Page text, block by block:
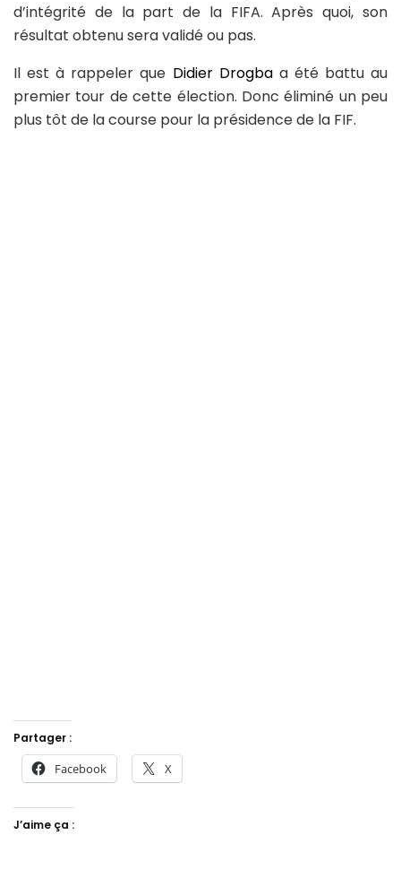
d’intégrité de la part de la FIFA. Après quoi, son
résultat obtenu sera validé ou pas.
Il est à rappeler que Didier Drogbaa été battu au
premier tour de cette élection. Donc éliminé un peu
plus tôt de la course pour la présidence de la FIF.
Partager :
Facebook X
J’aime ça :